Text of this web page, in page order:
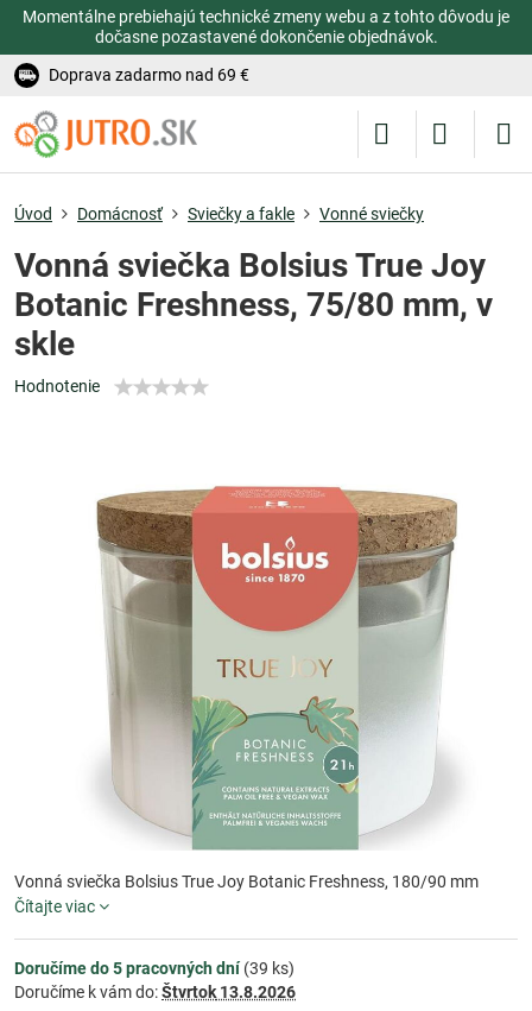
Momentálne prebiehajú technické zmeny webu a z tohto dôvodu je
dočasne pozastavené dokončenie objednávok.
Doprava zadarmo nad 69 €
Úvod Domácnosť Sviečky a fakle Vonné sviečky
Vonná sviečka Bolsius True Joy
Botanic Freshness, 75/80 mm, v
skle
Hodnotenie
Vonná sviečka Bolsius True Joy Botanic Freshness, 180/90 mm
Čítajte viac
Doručíme do 5 pracovných dní(39 ks)
Doručíme k vám do:Štvrtok 13.8.2026